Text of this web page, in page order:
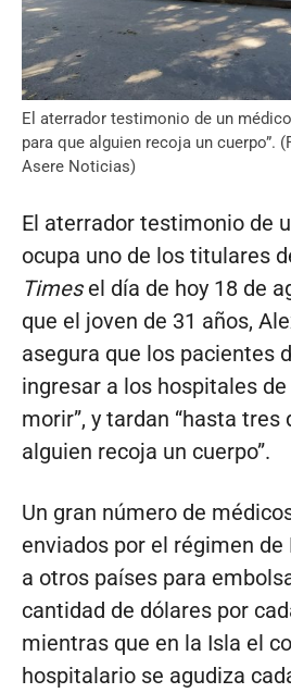
El aterrador testimonio de un
para que alguien recoja un cuerpo”.
Asere Noticias)
El aterrador testimonio de
ocupa uno de los titulares
Timesel día de hoy 18 de
que el joven de 31 años,
asegura que los pacientes
ingresar a los hospitales de
morir”, y tardan “hasta tres
alguien recoja un cuerpo”.
Un gran número de
enviados por el régimen de
a otros países para
cantidad de dólares por
mientras que en la Isla el
hospitalario se agudiza